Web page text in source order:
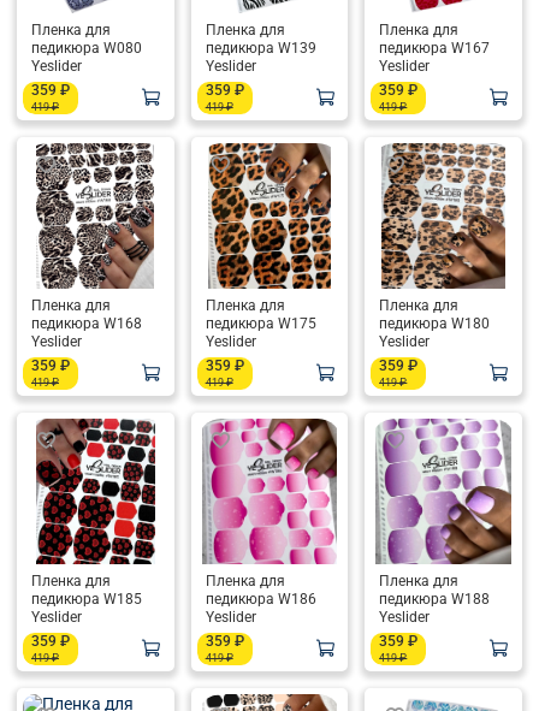
Пленка для
педикюра W080
Yeslider
359 ₽
419 ₽
Пленка для
педикюра W139
Yeslider
359 ₽
419 ₽
Пленка для
педикюра W167
Yeslider
359 ₽
419 ₽
Пленка для
педикюра W168
Yeslider
359 ₽
419 ₽
Пленка для
педикюра W175
Yeslider
359 ₽
419 ₽
Пленка для
педикюра W180
Yeslider
359 ₽
419 ₽
Пленка для
педикюра W185
Yeslider
359 ₽
419 ₽
Пленка для
педикюра W186
Yeslider
359 ₽
419 ₽
Пленка для
педикюра W188
Yeslider
359 ₽
419 ₽